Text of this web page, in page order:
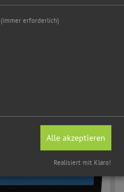
(immer erforderlich)
Alle akzeptieren
Realisiert mit Klaro!